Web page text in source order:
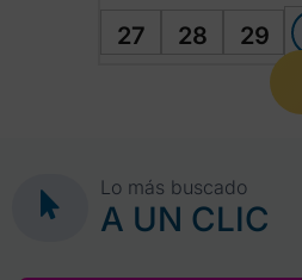
27 28 29
Lo más buscado
A UN CLIC